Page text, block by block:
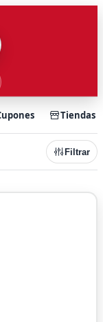
Tiendas
Filtrar